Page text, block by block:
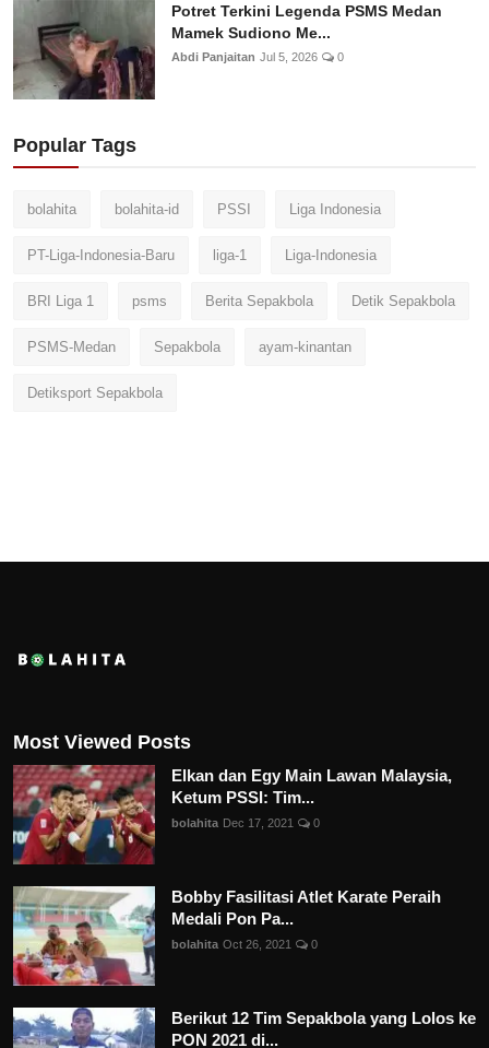
Potret Terkini Legenda PSMS Medan
Mamek Sudiono Me...
Abdi Panjaitan Jul 5, 2026 0
Popular Tags
bolahita bolahita-id PSSI Liga Indonesia
PT-Liga-Indonesia-Baru liga-1 Liga-Indonesia
BRI Liga 1 psms Berita Sepakbola Detik Sepakbola
PSMS-Medan Sepakbola ayam-kinantan
Detiksport Sepakbola
Most Viewed Posts
Elkan dan Egy Main Lawan Malaysia,
Ketum PSSI: Tim...
bolahita Dec 17, 2021 0
Bobby Fasilitasi Atlet Karate Peraih
Medali Pon Pa...
bolahita Oct 26, 2021 0
Berikut 12 Tim Sepakbola yang Lolos ke
PON 2021 di...